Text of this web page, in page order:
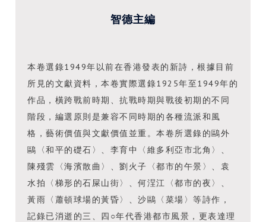
智德主編
本卷選錄1949年以前在香港發表的新詩，根據目前
所見的文獻資料，本卷實際選錄1925年至1949年的
作品，橫跨戰前時期、抗戰時期與戰後初期的不同
階段，編選原則是兼容不同時期的各種流派和風
格，藝術價值與文獻價值並重。本卷所選錄的鷗外
鷗〈和平的礎石〉、李育中〈維多利亞市北角〉、
陳殘雲〈海濱散曲〉、劉火子〈都市的午景〉、袁
水拍〈梯形的石屎山街〉、何浧江〈都市的夜〉、
黃雨〈蕭頓球場的黃昏〉、沙鷗〈菜場〉等詩作，
記錄已消逝的三、四○年代香港都市風景，更表達理